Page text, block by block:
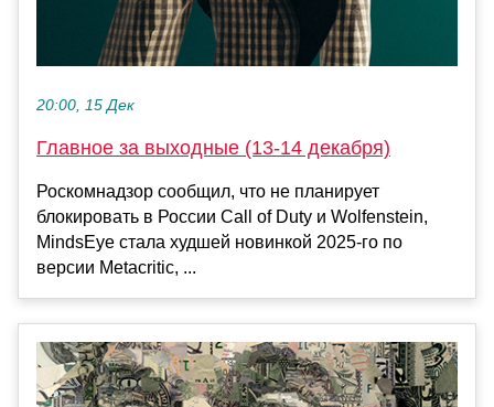
20:00, 15 Дек
Главное за выходные (13-14 декабря)
Роскомнадзор сообщил, что не планирует
блокировать в России Call of Duty и Wolfenstein,
MindsEye стала худшей новинкой 2025-го по
версии Metacritic, ...